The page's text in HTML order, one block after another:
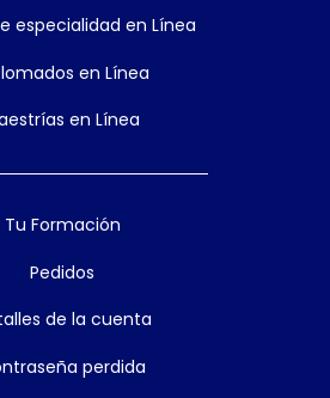
especialidad en Línea
en Línea
en Línea
Tu Formación
Pedidos
de la cuenta
perdida